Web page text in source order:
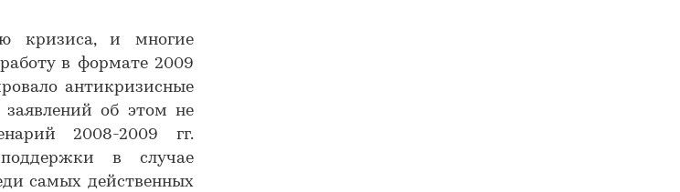
кризиса, и многие
в формате 2009
антикризисные
об этом не
2008-2009 гг.
в случае
самых действенных